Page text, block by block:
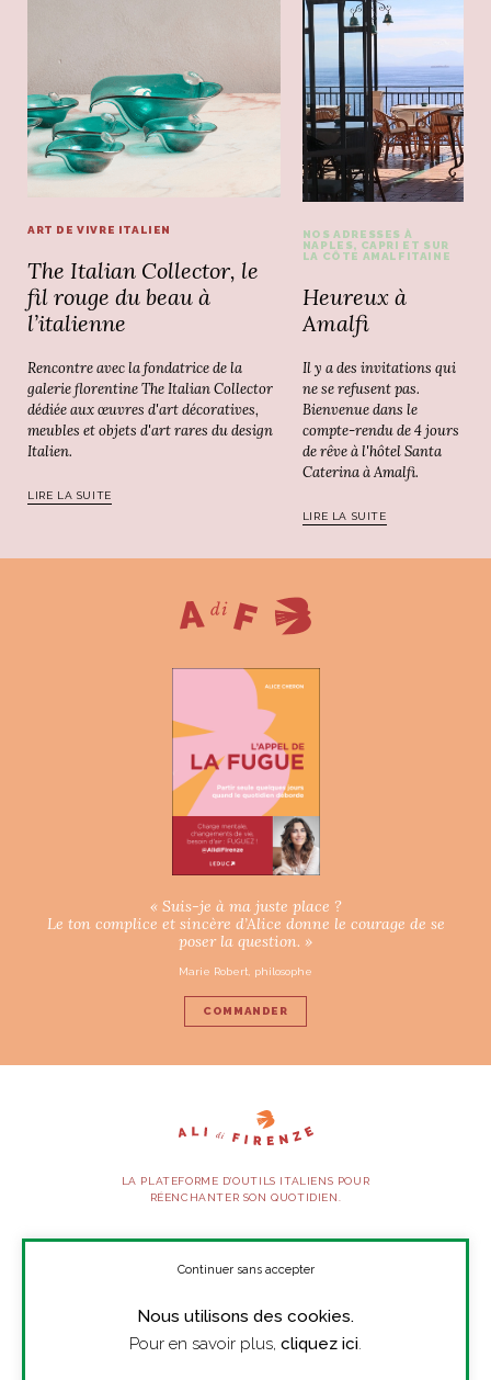
ART DE VIVRE ITALIEN
The Italian Collector, le
fil rouge du beau à
l’italienne
Rencontre avec la fondatrice de la
galerie florentine The Italian Collector
dédiée aux œuvres d'art décoratives,
meubles et objets d'art rares du design
Italien.
LIRE LA SUITE
NOS ADRESSES À
NAPLES, CAPRI ET SUR
LA CÔTE AMALFITAINE
Heureux à
Amalfi
Il y a des invitations qui
ne se refusent pas.
Bienvenue dans le
compte-rendu de 4 jours
de rêve à l'hôtel Santa
Caterina à Amalfi.
LIRE LA SUITE
« Suis-je à ma juste place ?
Le ton complice et sincère d’Alice donne le courage de se
poser la question. »
Marie Robert, philosophe
COMMANDER
LA PLATEFORME D’OUTILS ITALIENS POUR
RÉENCHANTER SON QUOTIDIEN.
SUIVEZ-NOUS
Nous utilisons des cookies.
Pour en savoir plus, cliquez ici.
Continuer sans accepter